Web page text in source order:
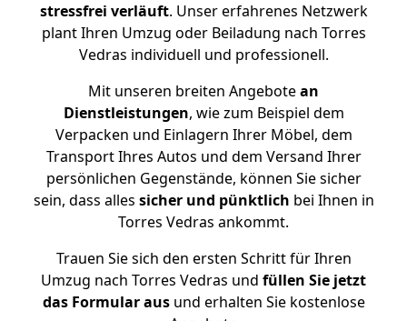
stressfrei verläuft. Unser erfahrenes Netzwerk
plant Ihren Umzug oder Beiladung nach Torres
Vedras individuell und professionell.
Mit unseren breiten Angebotean
Dienstleistungen, wie zum Beispiel dem
Verpacken und Einlagern Ihrer Möbel, dem
Transport Ihres Autos und dem Versand Ihrer
persönlichen Gegenstände, können Sie sicher
sein, dass alles sicher und pünktlich bei Ihnen in
Torres Vedras ankommt.
Trauen Sie sich den ersten Schritt für Ihren
Umzug nach Torres Vedras und füllen Sie jetzt
das Formular ausund erhalten Sie kostenlose